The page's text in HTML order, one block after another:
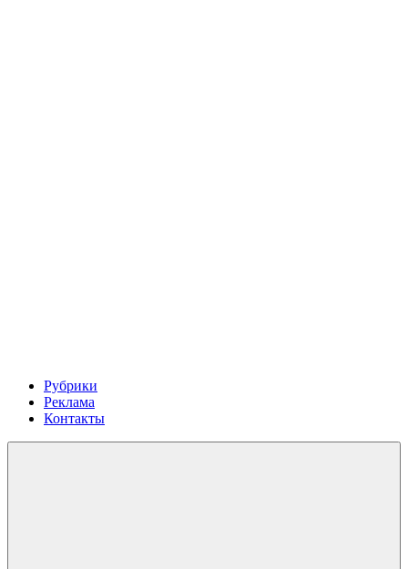
Рубрики
Реклама
Контакты